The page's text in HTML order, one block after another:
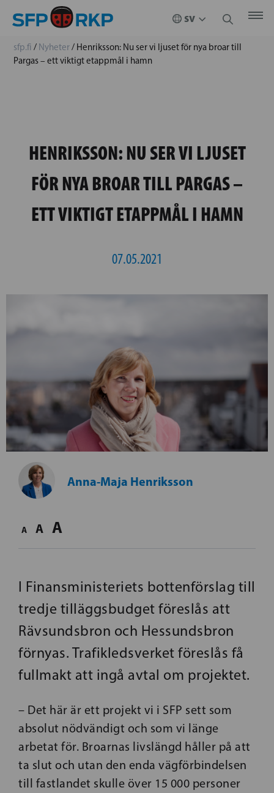
sfp.fi / Nyheter/ Henriksson: Nu ser vi ljuset för nya broar till
Pargas – ett viktigt etappmål i hamn
HENRIKSSON: NU SER VI LJUSET
FÖR NYA BROAR TILL PARGAS –
ETT VIKTIGT ETAPPMÅL I HAMN
07.05.2021
Anna-Maja Henriksson
A A A
I Finansministeriets bottenförslag till
tredje tilläggsbudget föreslås att
Rävsundsbron och Hessundsbron
förnyas. Trafikledsverket föreslås få
fullmakt att ingå avtal om projektet.
– Det här är ett projekt vi i SFP sett som
absolut nödvändigt och som vi länge
arbetat för. Broarnas livslängd håller på att
ta slut och utan den enda vägförbindelsen
till fastlandet skulle över 15 000 personer